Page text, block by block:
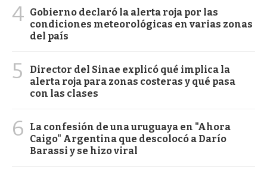
4 Gobierno declaró la alerta roja por las
condiciones meteorológicas en varias zonas
del país
5
Director del Sinae explicó qué implica la
alerta roja para zonas costeras y qué pasa
con las clases
6
La confesión de una uruguaya en "Ahora
Caigo" Argentina que descolocó a Darío
Barassi y se hizo viral